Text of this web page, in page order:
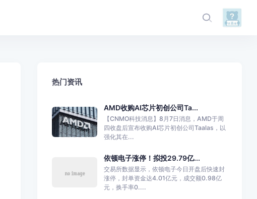
热门资讯
AMD收购AI芯片初创公司Ta...
【CNMO科技消息】8月7日消息，AMD于周
四收盘后宣布收购AI芯片初创公司Taalas，以
强化其在...
依顿电子涨停！拟投29.79亿...
交易所数据显示，依顿电子今日开盘后快速封
涨停，封单资金达4.01亿元，成交额0.98亿
元，换手率0....